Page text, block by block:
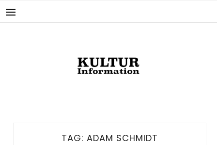
TAG: ADAM SCHMIDT